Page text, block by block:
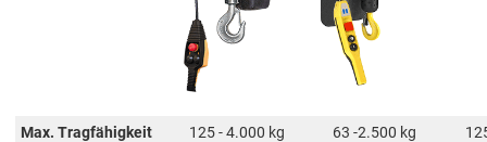
Max. Tragfähigkeit 125 - 4.000 kg 63 -2.500 kg